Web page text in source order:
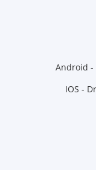
Android -
IOS -